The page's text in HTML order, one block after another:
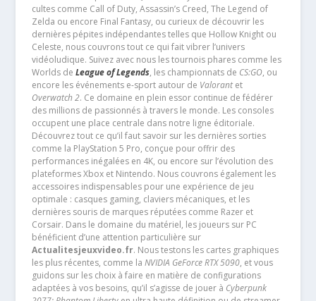
cultes comme Call of Duty, Assassin’s Creed, The Legend of
Zelda ou encore Final Fantasy, ou curieux de découvrir les
dernières pépites indépendantes telles que Hollow Knight ou
Celeste, nous couvrons tout ce qui fait vibrer l’univers
vidéoludique. Suivez avec nous les tournois phares comme les
Worlds de League of Legends, les championnats de CS:GO, ou
encore les événements e-sport autour de Valorantet
Overwatch 2. Ce domaine en plein essor continue de fédérer
des millions de passionnés à travers le monde. Les consoles
occupent une place centrale dans notre ligne éditoriale.
Découvrez tout ce qu’il faut savoir sur les dernières sorties
comme la PlayStation 5 Pro, conçue pour offrir des
performances inégalées en 4K, ou encore sur l’évolution des
plateformes Xbox et Nintendo. Nous couvrons également les
accessoires indispensables pour une expérience de jeu
optimale : casques gaming, claviers mécaniques, et les
dernières souris de marques réputées comme Razer et
Corsair. Dans le domaine du matériel, les joueurs sur PC
bénéficient d’une attention particulière sur
Actualitesjeuxvideo.fr. Nous testons les cartes graphiques
les plus récentes, comme la NVIDIA GeForce RTX 5090, et vous
guidons sur les choix à faire en matière de configurations
adaptées à vos besoins, qu’il s’agisse de jouer à Cyberpunk